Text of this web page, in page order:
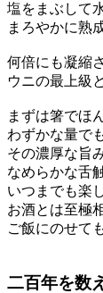
塩をまぶして
まろやかに熟
何倍にも凝縮
ウニの最上級
まずは箸でほ
わずかな量でも
その濃厚な旨
なめらかな舌
いつまでも楽
お酒とは至極
ご飯にのせて
二百年を数